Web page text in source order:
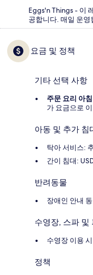
Eggs'n Things - 이
공합니다. 매일 운영
요금 및 정책
기타 선택 사항
주문 요리 아
가 요금으로
아동 및 추가 침
탁아 서비스:
간이 침대:
반려동물
장애인 안내
수영장, 스파 및
수영장 이용
정책